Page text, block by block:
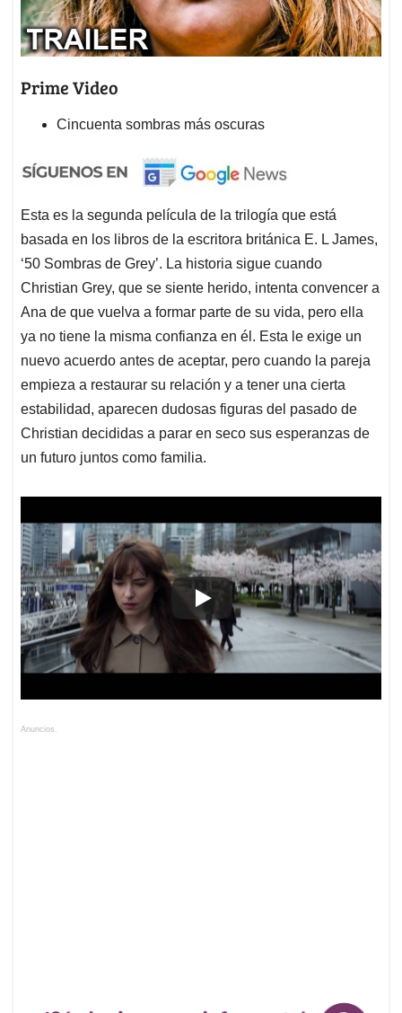
Prime Video
Cincuenta sombras más oscuras
Esta es la segunda película de la trilogía que está
basada en los libros de la escritora británica E. L James,
‘50 Sombras de Grey’. La historia sigue cuando
Christian Grey, que se siente herido, intenta convencer a
Ana de que vuelva a formar parte de su vida, pero ella
ya no tiene la misma confianza en él. Esta le exige un
nuevo acuerdo antes de aceptar, pero cuando la pareja
empieza a restaurar su relación y a tener una cierta
estabilidad, aparecen dudosas figuras del pasado de
Christian decididas a parar en seco sus esperanzas de
un futuro juntos como familia.
Anuncios.